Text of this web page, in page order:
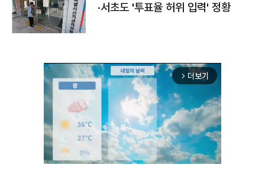
·서초도 '투표율 허위 입력' 정황
arrow_forward_ios 더보기